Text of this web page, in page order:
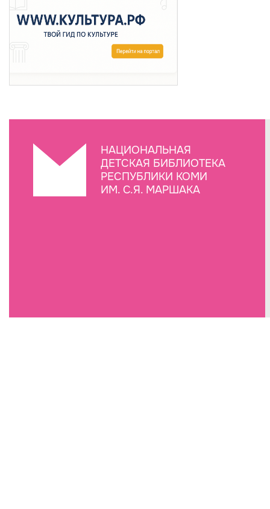
НАЦИОНАЛЬНАЯ
ДЕТСКАЯ БИБЛИОТЕКА
РЕСПУБЛИКИ КОМИ
ИМ. С.Я. МАРШАКА